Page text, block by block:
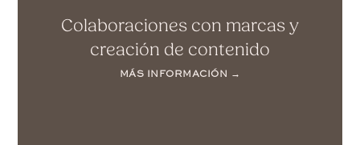
Colaboraciones con marcas y
creación de contenido
MÁS INFORMACIÓN →